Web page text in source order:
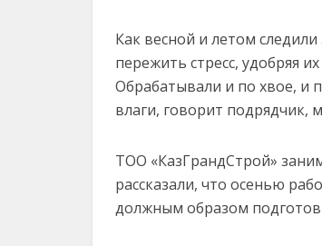
Как весной и летом
пережить стресс, удобряя
Обрабатывали и по хвое, и
влаги, говорит подрядчик,
ТОО «КазГрандСтрой»
рассказали, что осенью
должным образом